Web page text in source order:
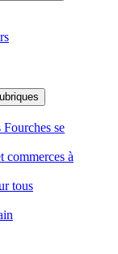
se
commerces à
tous